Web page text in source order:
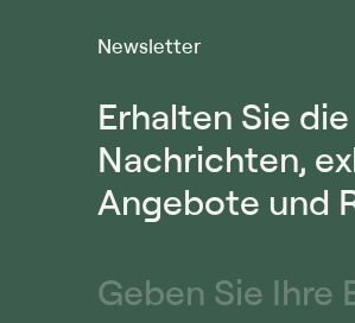
Newsletter
Erhalten Sie
Nachrichten,
Angebote und